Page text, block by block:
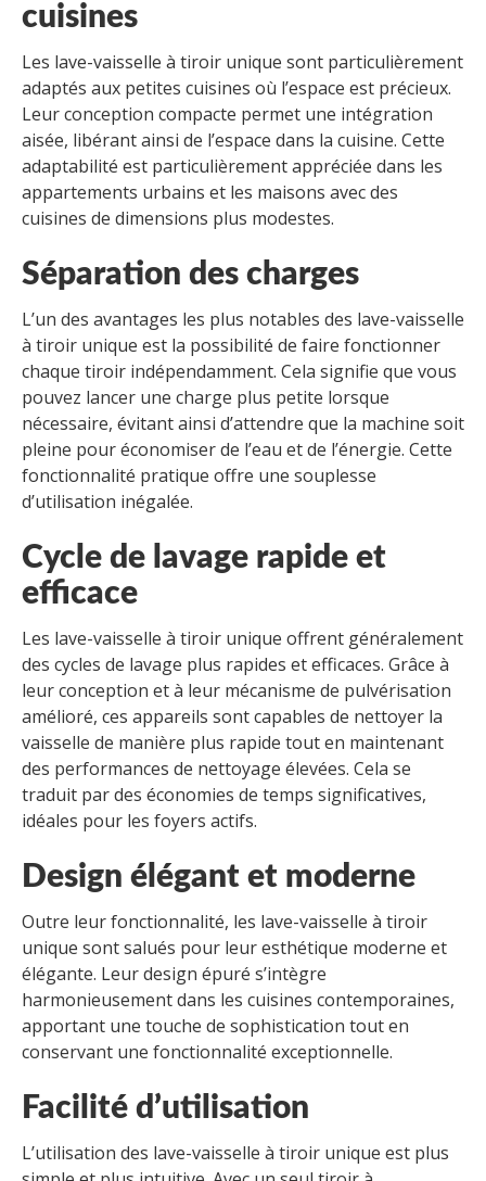
cuisines
Les lave-vaisselle à tiroir unique sont particulièrement
adaptés aux petites cuisines où l’espace est précieux.
Leur conception compacte permet une intégration
aisée, libérant ainsi de l’espace dans la cuisine. Cette
adaptabilité est particulièrement appréciée dans les
appartements urbains et les maisons avec des
cuisines de dimensions plus modestes.
Séparation des charges
L’un des avantages les plus notables des lave-vaisselle
à tiroir unique est la possibilité de faire fonctionner
chaque tiroir indépendamment. Cela signifie que vous
pouvez lancer une charge plus petite lorsque
nécessaire, évitant ainsi d’attendre que la machine soit
pleine pour économiser de l’eau et de l’énergie. Cette
fonctionnalité pratique offre une souplesse
d’utilisation inégalée.
Cycle de lavage rapide et
efficace
Les lave-vaisselle à tiroir unique offrent généralement
des cycles de lavage plus rapides et efficaces. Grâce à
leur conception et à leur mécanisme de pulvérisation
amélioré, ces appareils sont capables de nettoyer la
vaisselle de manière plus rapide tout en maintenant
des performances de nettoyage élevées. Cela se
traduit par des économies de temps significatives,
idéales pour les foyers actifs.
Design élégant et moderne
Outre leur fonctionnalité, les lave-vaisselle à tiroir
unique sont salués pour leur esthétique moderne et
élégante. Leur design épuré s’intègre
harmonieusement dans les cuisines contemporaines,
apportant une touche de sophistication tout en
conservant une fonctionnalité exceptionnelle.
Facilité d’utilisation
L’utilisation des lave-vaisselle à tiroir unique est plus